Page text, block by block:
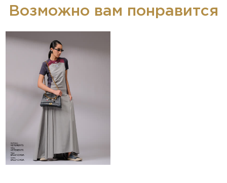
Возможно вам понравится